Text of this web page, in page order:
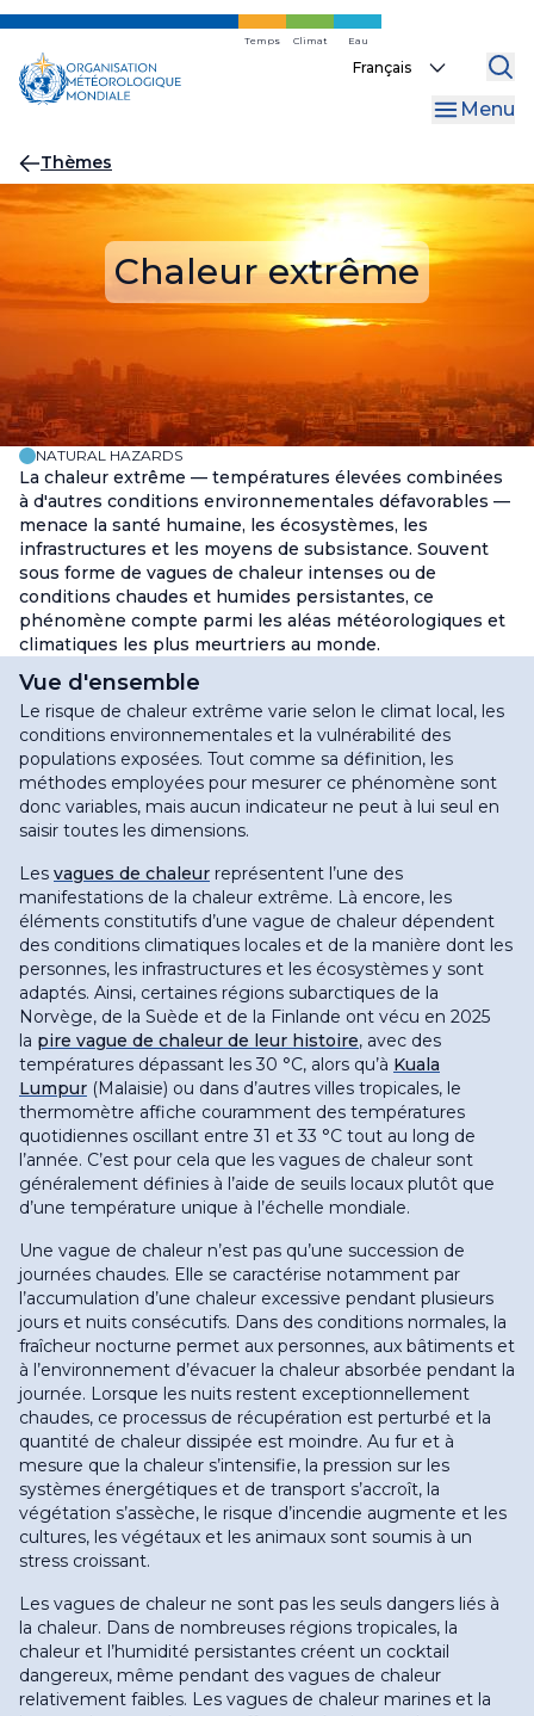
Skip
main
content
Temps Climat Eau
Select
Menu
Fil
d'Ariane
Thèmes
Chaleur extrême
NATURAL HAZARDS
La chaleur extrême — températures élevées combinées
à d'autres conditions environnementales défavorables —
menace la santé humaine, les écosystèmes, les
infrastructures et les moyens de subsistance. Souvent
sous forme de vagues de chaleur intenses ou de
conditions chaudes et humides persistantes, ce
phénomène compte parmi les aléas météorologiques et
climatiques les plus meurtriers au monde.
Vue d'ensemble
Le risque de chaleur extrême varie selon le climat local, les
conditions environnementales et la vulnérabilité des
populations exposées. Tout comme sa définition, les
méthodes employées pour mesurer ce phénomène sont
donc variables, mais aucun indicateur ne peut à lui seul en
saisir toutes les dimensions.
Les vagues de chaleur représentent l’une des
manifestations de la chaleur extrême. Là encore, les
éléments constitutifs d’une vague de chaleur dépendent
des conditions climatiques locales et de la manière dont les
personnes, les infrastructures et les écosystèmes y sont
adaptés. Ainsi, certaines régions subarctiques de la
Norvège, de la Suède et de la Finlande ont vécu en 2025
la pire vague de chaleur de leur histoire, avec des
températures dépassant les 30 °C, alors qu’à Kuala
Lumpur (Malaisie) ou dans d’autres villes tropicales, le
thermomètre affiche couramment des températures
quotidiennes oscillant entre 31 et 33 °C tout au long de
l’année. C’est pour cela que les vagues de chaleur sont
généralement définies à l’aide de seuils locaux plutôt que
d’une température unique à l’échelle mondiale.
Une vague de chaleur n’est pas qu’une succession de
journées chaudes. Elle se caractérise notamment par
l’accumulation d’une chaleur excessive pendant plusieurs
jours et nuits consécutifs. Dans des conditions normales, la
fraîcheur nocturne permet aux personnes, aux bâtiments et
à l’environnement d’évacuer la chaleur absorbée pendant la
journée. Lorsque les nuits restent exceptionnellement
chaudes, ce processus de récupération est perturbé et la
quantité de chaleur dissipée est moindre. Au fur et à
mesure que la chaleur s’intensifie, la pression sur les
systèmes énergétiques et de transport s’accroît, la
végétation s’assèche, le risque d’incendie augmente et les
cultures, les végétaux et les animaux sont soumis à un
stress croissant.
Les vagues de chaleur ne sont pas les seuls dangers liés à
la chaleur. Dans de nombreuses régions tropicales, la
chaleur et l’humidité persistantes créent un cocktail
dangereux, même pendant des vagues de chaleur
relativement faibles. Les vagues de chaleur marines et la